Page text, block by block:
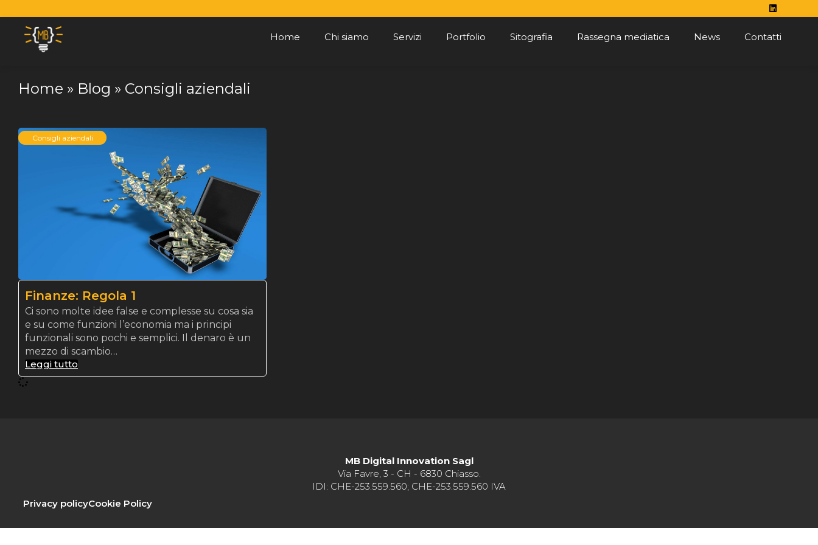
Home Chi siamo Servizi Portfolio Sitografia Rassegna mediatica News Contatti
Home » Blog » Consigli aziendali
Consigli aziendali
Finanze: Regola 1
Ci sono molte idee false e complesse su cosa sia
e su come funzioni l’economia ma i principi
funzionali sono pochi e semplici. Il denaro è un
mezzo di scambio…
Leggi tutto
MB Digital Innovation Sagl
Via Favre, 3 - CH - 6830 Chiasso.
IDI: CHE-253.559.560; CHE-253.559.560 IVA
Privacy policyCookie Policy